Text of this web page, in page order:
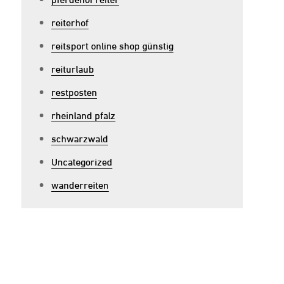
reiterhof
reitsport online shop günstig
reiturlaub
restposten
rheinland pfalz
schwarzwald
Uncategorized
wanderreiten